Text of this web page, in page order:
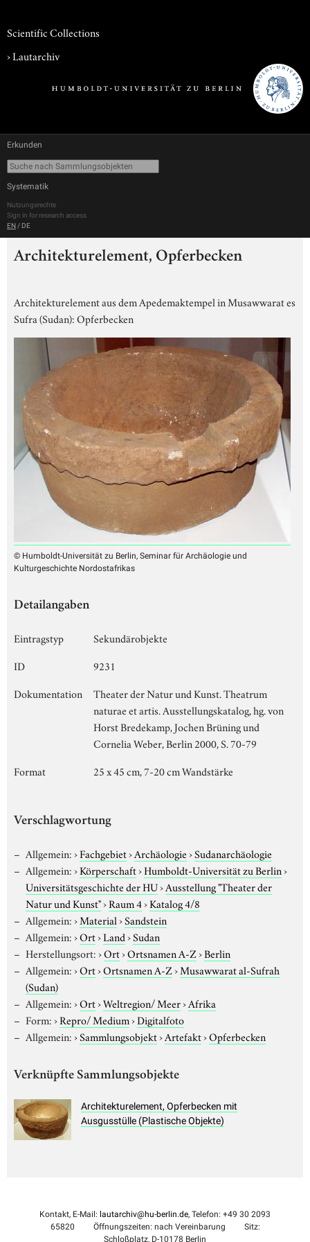
Scientific Collections
›Lautarchiv
Erkunden
Systematik
Nutzungsrechte
Sign in for research access
EN / DE
Architekturelement, Opferbecken
Architekturelement aus dem Apedemaktempel in Musawwarat es
Sufra (Sudan): Opferbecken
© Humboldt-Universität zu Berlin, Seminar für Archäologie und
Kulturgeschichte Nordostafrikas
Detailangaben
Eintragstyp
Sekundärobjekte
ID
9231
Dokumentation
Theater der Natur und Kunst. Theatrum
naturae et artis. Ausstellungskatalog, hg. von
Horst Bredekamp, Jochen Brüning und
Cornelia Weber, Berlin 2000, S. 70-79
Format
25 x 45 cm, 7-20 cm Wandstärke
Verschlagwortung
Allgemein:›Fachgebiet›Archäologie›Sudanarchäologie
Allgemein:›Körperschaft›Humboldt-Universität zu Berlin›
Universitätsgeschichte der HU›Ausstellung "Theater der
Natur und Kunst"›Raum 4›Katalog 4/8
Allgemein:›Material›Sandstein
Allgemein:›Ort›Land›Sudan
Herstellungsort:›Ort›Ortsnamen A-Z›Berlin
Allgemein:›Ort›Ortsnamen A-Z›Musawwarat al-Sufrah
(Sudan)
Allgemein:›Ort›Weltregion/ Meer›Afrika
Form:›Repro/ Medium›Digitalfoto
Allgemein:›Sammlungsobjekt›Artefakt›Opferbecken
Verknüpfte Sammlungsobjekte
Architekturelement, Opferbecken mit
Ausgusstülle (Plastische Objekte)
Kontakt, E-Mail: lautarchiv@hu-berlin.de, Telefon: +49 30 2093
65820
Öffnungszeiten: nach Vereinbarung
Sitz:
Schloßplatz, D-10178 Berlin